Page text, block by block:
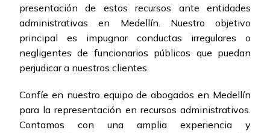
presentación de estos recursos ante entidades
administrativas en Medellín. Nuestro objetivo
principal es impugnar conductas irregulares o
negligentes de funcionarios públicos que puedan
perjudicar a nuestros clientes.
Confíe en nuestro equipo de abogados en Medellín
para la representación en recursos administrativos.
Contamos con una amplia experiencia y